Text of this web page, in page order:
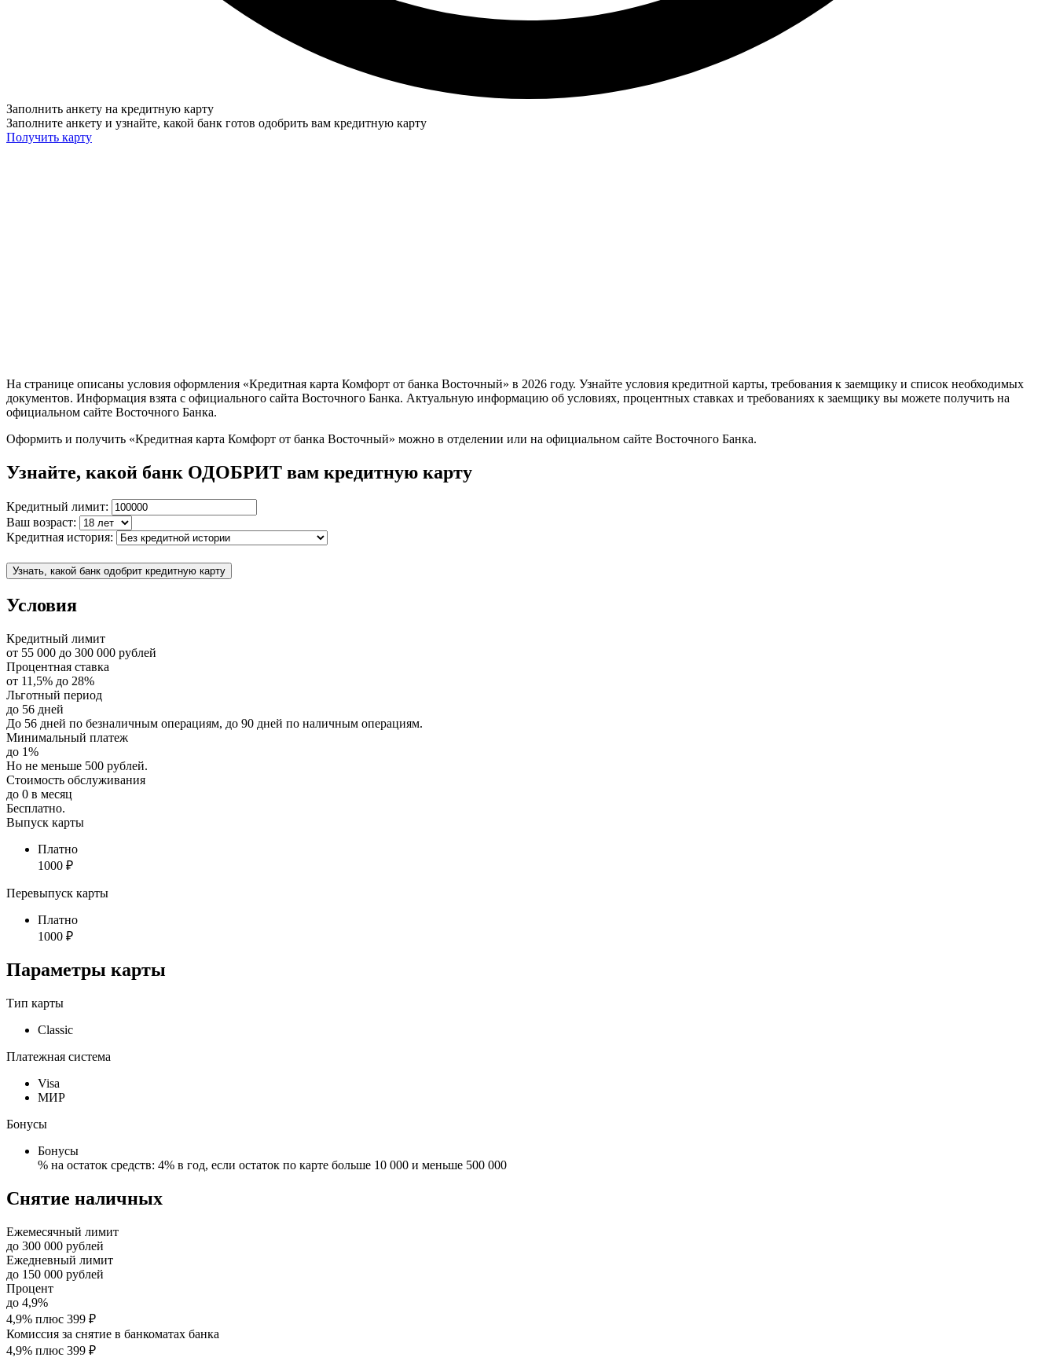
Заполнить анкету на кредитную карту
Заполните анкету и узнайте, какой банк готов одобрить вам кредитную карту
Получить карту
На странице описаны условия оформления «Кредитная карта Комфорт от банка Восточный» в 2026 году. Узнайте условия кредитной карты, требования к заемщику и список необходимых
документов. Информация взята с официального сайта Восточного Банка. Актуальную информацию об условиях, процентных ставках и требованиях к заемщику вы можете получить на
официальном сайте Восточного Банка.
Оформить и получить «Кредитная карта Комфорт от банка Восточный» можно в отделении или на официальном сайте Восточного Банка.
Узнайте, какой банк ОДОБРИТ вам кредитную карту
Кредитный лимит:
Ваш возраст:
Кредитная история:
Узнать, какой банк одобрит кредитную карту
Условия
Кредитный лимит
от 55 000 до 300 000 рублей
Процентная ставка
от 11,5% до 28%
Льготный период
до 56 дней
До 56 дней по безналичным операциям, до 90 дней по наличным операциям.
Минимальный платеж
до 1%
Но не меньше 500 рублей.
Стоимость обслуживания
до 0 в месяц
Бесплатно.
Выпуск карты
Платно
1000 ₽
Перевыпуск карты
Платно
1000 ₽
Параметры карты
Тип карты
Classic
Платежная система
Visa
МИР
Бонусы
Бонусы
% на остаток средств: 4% в год, если остаток по карте больше 10 000 и меньше 500 000
Снятие наличных
Ежемесячный лимит
до 300 000 рублей
Ежедневный лимит
до 150 000 рублей
Процент
до 4,9%
4,9% плюс 399 ₽
Комиссия за снятие в банкоматах банка
4,9% плюс 399 ₽